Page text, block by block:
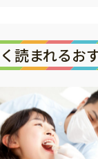
読まれるお